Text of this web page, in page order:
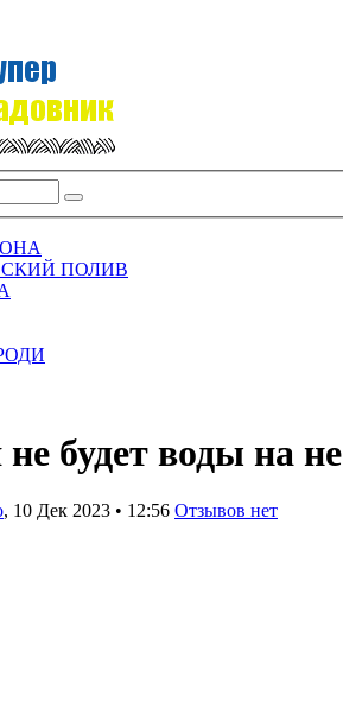
ПОЛИВ
не будет воды на
, 10 Дек 2023 • 12:56 Отзывов нет